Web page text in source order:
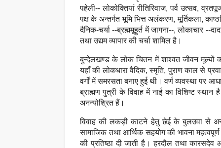
पहेली-- लोकोक्तियां रीतिरिवाज, पर्व उत्सव,
पक्ष के अन्तर्गत भूमि भित्त अलंकरण, मूर्तिकला,
दैनिक-चर्या --ब्रह्ममूहुर्त में जागना--, लोकाचार --
तथा उद्यम व्यापार की चर्चा शामिल है।
बुन्देलखण्ड के लोक चितन में शाश्वत जीवन मूल्यों
यहाँ की लोकधारा वैदिक, स्मृति, पुराण काल से
वर्गों में समरसता बनाए हुई थी। वर्ण व्यवस्था पर
ब्राह्मण पुत्री के विवाह में नाई का विशिष्ट
अनन्योश्रित हैं।
विवाह की लकड़ी काटने हेतु छेई के बुलउवा से
सामाजिक तथा आर्थिक सहयोग की भावना
की प्रतिष्ठा दी जाती है। हरदौल तथा कारसदेव